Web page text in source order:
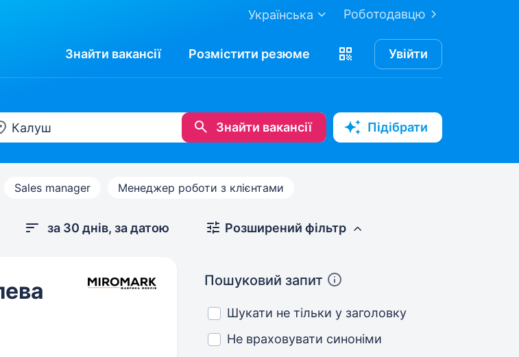
Роботодавцю
Українська
Знайти вакансії Розмістити резюме Увійти
Знайти вакансії Підібрати
Sales manager Менеджер роботи з клієнтами
за 30 днів, за датою Розширений фільтр
Пошуковий запит
Шукати не тільки у заголовку
Не враховувати синоніми